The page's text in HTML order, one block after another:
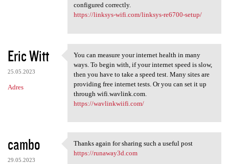
configured correctly.
https://linksys-wifi.com/linksys-re6700-setup/
Eric Witt
25.05.2023
Adres
You can measure your internet
You can measure your internet health in many
ways. To begin with, if your internet speed is slow,
then you have to take a speed test. Many sites are
providing free internet tests. Or you can set it up
through wifi.wavlink.com.
https://wavlinkwiifi.com/
cambo
29.05.2023
Thanks again for sharing such
Thanks again for sharing such a useful post
https://runaway3d.com